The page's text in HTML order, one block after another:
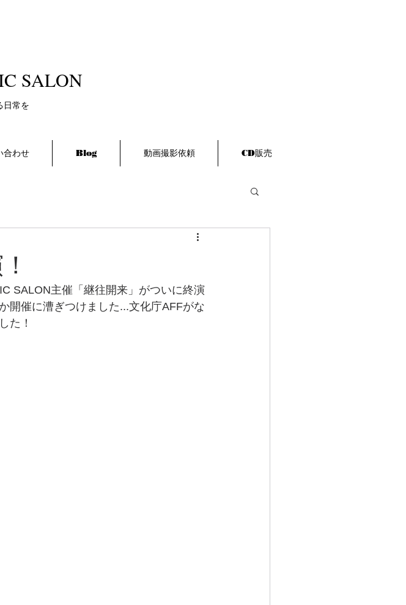
SALON
日常を
合わせ Blog 動画撮影依頼 CD販売
SALON主催「継往開来」がついに終演
開催に漕ぎつけました...文化庁AFFがな
た！